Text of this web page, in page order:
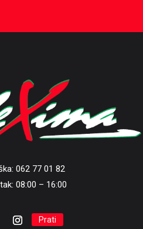
062 77 01 82
08:00 – 16:00
Prati